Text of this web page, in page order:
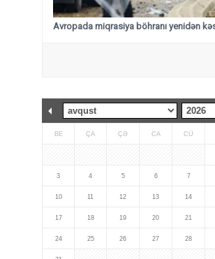
Avropada miqrasiya böhranı yenidən
BE ÇA ÇƏ CA CÜ
3 4 5 6 7
10 11 12 13 14
17 18 19 20 21
24 25 26 27 28